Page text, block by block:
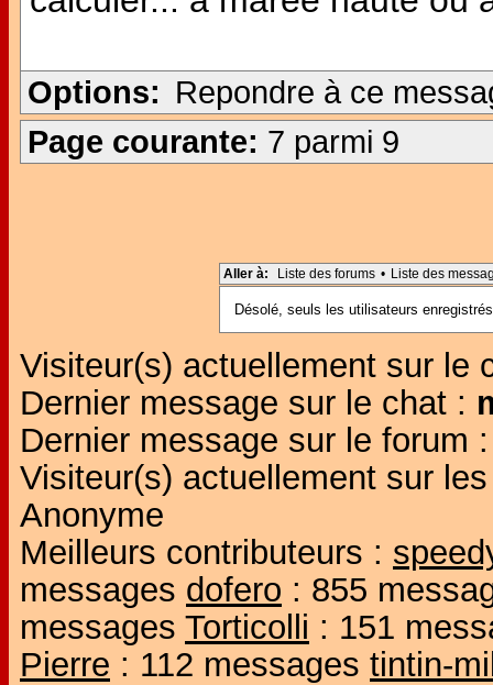
Options: Repondre à ce
Page courante: 7 parmi 9
Aller à: Liste des forums • Liste des
Désolé, seuls les utilisateurs
Visiteur(s) actuellement sur le
Dernier message sur le chat :
Dernier message sur le forum
Visiteur(s) actuellement sur
Anonyme
Meilleurs contributeurs :
messages dofero : 855
messages Torticolli : 151
Pierre : 112 messages tintin-